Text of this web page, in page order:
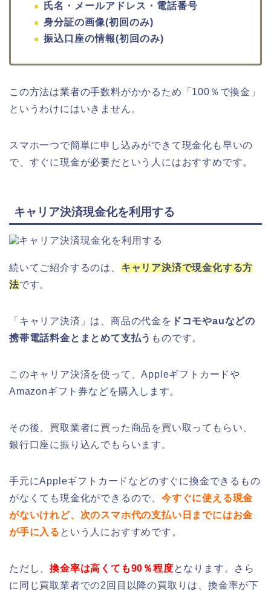
氏名・メールアドレス・電話番号
身分証の画像(初回のみ)
振込口座の情報(初回のみ)
この方法は業者の手数料がかかるため「100％で換金」
というわけにはいきません。
スマホ一つで簡単に申し込みができて現金化も早いの
で、すぐに現金が必要だという人にはおすすめです。
キャリア決済現金化を利用する
続いてご紹介するのは、 キャリア決済で現金化する方
法です。
「キャリア決済」は、商品の代金を ドコモやauなどの
携帯電話料金とまとめて支払う ものです。
このキャリア決済を使って、Appleギフトカードや
Amazonギフト券などを購入します。
その後、買取業者に買った商品を買い取ってもらい、
銀行口座に振り込んでもらいます。
手元にAppleギフトカードなどのすぐに換金できるもの
がなくても現金化ができるので、 今すぐに使える現金
がないけれど、次のスマホ代の支払い日までにはお金
が手に入る という人におすすめです。
ただし、換金率は高くても90％程度となります。さら
に同じ買取業者での2回目以降の買取りは、換金率が下